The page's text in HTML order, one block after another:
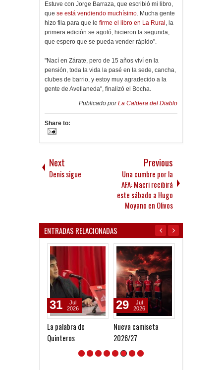
Estuve con Jorge Barraza, que escribió mi libro,
que se está vendiendo muchísimo. Mucha gente
hizo fila para que le firme el libro en La Rural , la
primera edición se agotó, hicieron la segunda,
que espero que se pueda vender rápido".
"Nací en Zárate, pero de 15 años viví en la
pensión, toda la vida la pasé en la sede, cancha,
clubes de barrio, y estoy muy agradecido a la
gente de Avellaneda", finalizó el Bocha.
Publicado porLa Caldera del Diablo
Share to:
Next
Denis sigue
Previous
Una cumbre por la
AFA: Macri recibirá
este sábado a Hugo
Moyano en Olivos
ENTRADAS RELACIONADAS
La palabra de
Quinteros
31
Jul
2026
Nueva camiseta
2026/27
29
Jul
2026